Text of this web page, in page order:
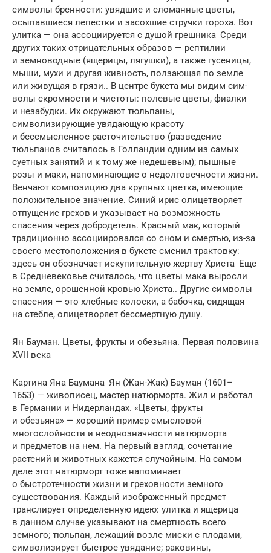
сим­волы бренности: увядшие и сломанные цветы,
осыпавшиеся лепестки и засох­шие стручки гороха. Вот
улитка — она ассоциируется с душой грешника Среди
других таких отри­ца­тель­ных обра­зов — рептилии
и земноводные (ящерицы, лягушки), а также гусеницы,
мыши, мухи и другая живность, ползающая по земле
или живущая в грязи.. В центре букета мы видим сим­
волы скромности и чистоты: полевые цветы, фиалки
и незабудки. Их окру­жают тюльпаны,
символизирующие увядающую красоту
и бессмысленное расточительство (разведение
тюльпанов считалось в Голландии одним из самых
суетных занятий и к тому же недешевым); пыш­ные
розы и маки, напоминающие о недолговечности жизни.
Венчают компо­зицию два крупных цветка, имеющие
положительное значение. Синий ирис олицетворяет
отпу­щение грехов и указывает на возможность
спасения через добродетель. Крас­ный мак, который
традиционно ассоциировался со сном и смертью, из-за
своего местоположения в букете сменил трак­товку:
здесь он обозначает искупительную жертву Христа Еще
в Средневековье считалось, что цветы мака выросли
на земле, орошенной кровью Христа.. Другие символы
спасе­ния — это хлебные колоски, а бабочка, сидящая
на стебле, олицетворяет бес­смертную душу.
Ян Бауман. Цветы, фрукты и обезьяна. Первая половина
XVII века
Картина Яна Баумана Ян (Жан-Жак) Бауман (1601–
1653) — живо­писец, мастер натюрморта. Жил и работал
в Германии и Нидерландах. «Цветы, фрукты
и обезьяна» — хороший пример смы­словой
многослойности и неоднозначности натюрморта
и предметов на нем. На первый взгляд, сочетание
растений и животных кажется случайным. На самом
деле этот натюрморт тоже напоминает
о быстротечности жизни и греховности земного
существования. Каждый изображенный предмет
транслирует определенную идею: улитка и ящерица
в данном случае указы­вают на смертность всего
земного; тюльпан, лежащий возле миски с плодами,
символизирует быстрое увядание; раковины,